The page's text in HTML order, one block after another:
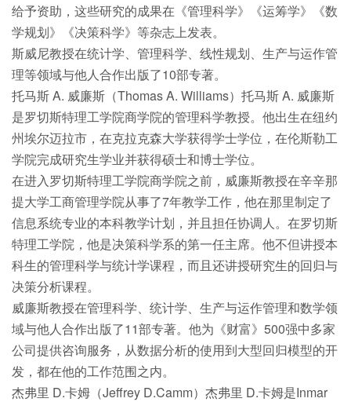
给予资助，这些研究的成果在《管理科学》《运筹学》《数
学规划》《决策科学》等杂志上发表。
斯威尼教授在统计学、管理科学、线性规划、生产与运作管
理等领域与他人合作出版了10部专著。
托马斯 A. 威廉斯（Thomas A. Williams）托马斯 A. 威廉斯
是罗切斯特理工学院商学院的管理科学教授。他出生在纽约
州埃尔迈拉市，在克拉克森大学获得学士学位，在伦斯勒工
学院完成研究生学业并获得硕士和博士学位。
在进入罗切斯特理工学院商学院之前，威廉斯教授在辛辛那
提大学工商管理学院从事了7年教学工作，他在那里制定了
信息系统专业的本科教学计划，并且担任协调人。在罗切斯
特理工学院，他是决策科学系的第一任主席。他不但讲授本
科生的管理科学与统计学课程，而且还讲授研究生的回归与
决策分析课程。
威廉斯教授在管理科学、统计学、生产与运作管理和数学领
域与他人合作出版了11部专著。他为《财富》500强中多家
公司提供咨询服务，从数据分析的使用到大型回归模型的开
发，都在他的工作范围之内。
杰弗里 D.卡姆（Jeffrey D.Camm）杰弗里 D.卡姆是Inmar